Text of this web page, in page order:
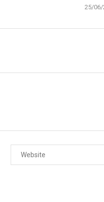
25/06/